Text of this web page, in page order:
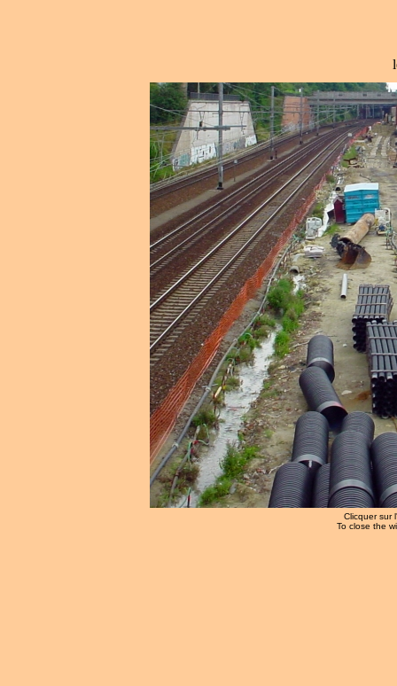
Clicquer sur
To close the